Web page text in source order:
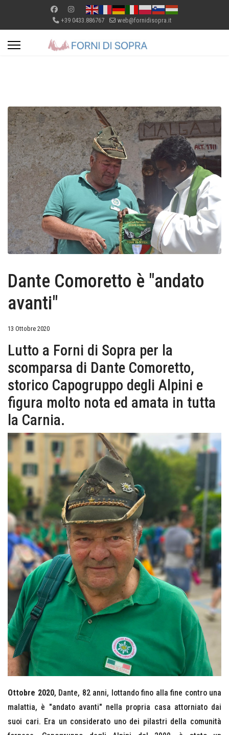
+39 0433.886767 web@fornidisopra.it
Dante Comoretto è "andato
avanti"
13 Ottobre 2020
Lutto a Forni di Sopra per la
scomparsa di Dante Comoretto,
storico Capogruppo degli Alpini e
figura molto nota ed amata in tutta
la Carnia.
Ottobre 2020, Dante, 82 anni, lottando fino alla fine contro una
malattia, è "andato avanti" nella propria casa attorniato dai
suoi cari. Era un considerato uno dei pilastri della comunità